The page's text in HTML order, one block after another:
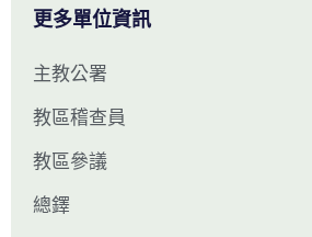
更多單位資訊
主教公署
教區稽查員
教區參議
總鐸